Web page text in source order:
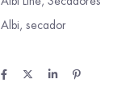
Albi, secador